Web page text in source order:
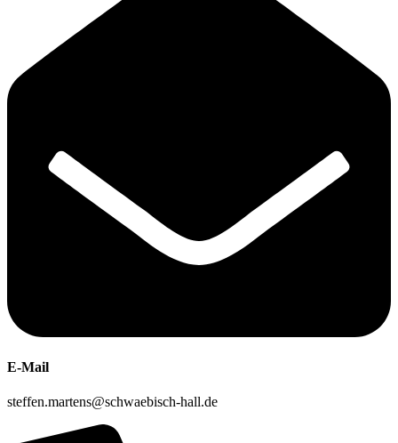
E-Mail
steffen.martens@schwaebisch-hall.de